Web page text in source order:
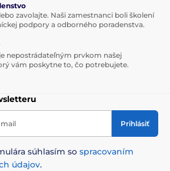
zavolajte. Naši zamestnanci boli školení
podpory a odborného poradenstva.
nepostrádateľným prvkom našej
vám poskytne to, čo potrebujete.
mail Prihlásiť
súhlasím so spracovaním
údajov.